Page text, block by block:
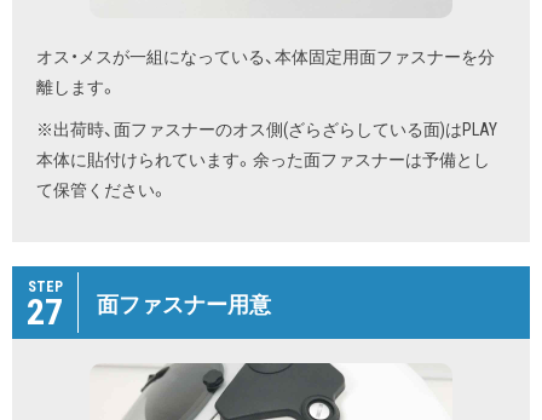
オス・メスが一組になっている、本体固定用面ファスナーを分
離します。
※出荷時、面ファスナーのオス側(ざらざらしている面)はPLAY
本体に貼付けられています。余った面ファスナーは予備とし
て保管ください。
STEP
27 面ファスナー用意